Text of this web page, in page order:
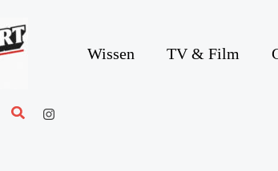
Wissen TV & Film
Suchen